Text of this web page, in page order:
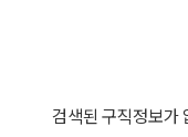
검색된 구직정보가